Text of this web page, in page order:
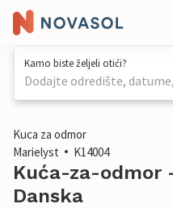
Kamo biste željeli otići?
Dodajte odredište,
1 / 23
Kuca za odmor
Marielyst
K14004
Kuća-za-odmor
Danska